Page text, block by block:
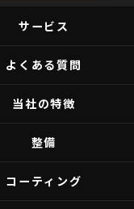
サービス
よくある質問
当社の特徴
整備
コーティング